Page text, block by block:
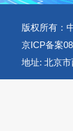
版权所有：
京ICP备案
地址: 北京